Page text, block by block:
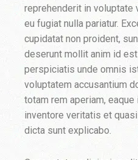
reprehenderit in
eu fugiat nulla pariatur.
cupidatat non proident,
deserunt mollit anim id
perspiciatis unde omnis
voluptatem accusantium
totam rem aperiam,
inventore veritatis et
dicta sunt explicabo.